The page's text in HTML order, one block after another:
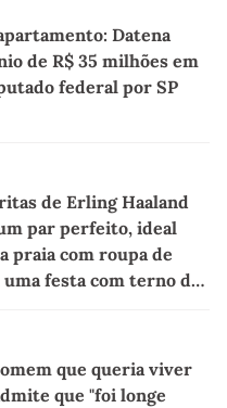
Datena
de R$ 35 milhões em
federal por SP
de Erling Haaland
par perfeito, ideal
praia com roupa de
festa com terno de
que queria viver
que "foi longe